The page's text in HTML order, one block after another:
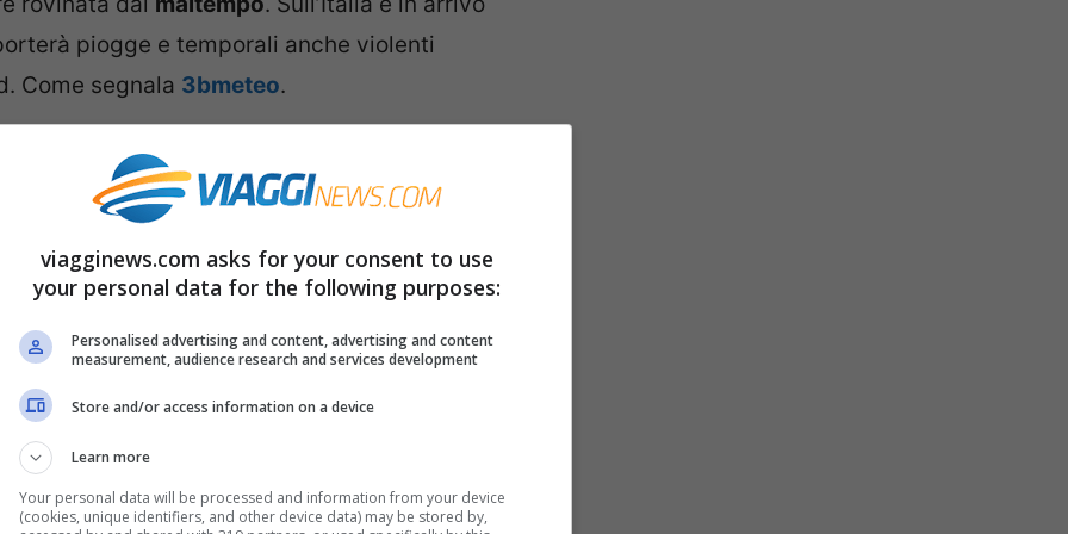
piogge e temporali anche violenti
Come segnala 3bmeteo.
di venerdì 12 agosto
sarà attraversatada piogge e temporali da
e accompagnati da grandinate.
si sono verificati tra la Calabria e la
allagamenti nella provincia di Messina.
Triveneto e Pianura Padana, in
precipitazioni coinvolgeranno gran parte
al Nord est e pioverà sulla Pianura Padana
e Piemonte, e anche su Levante ligure e
viagginews.com asks for your consent to use
your personal data for the following purposes:
Personalised advertising and content, advertising and content
measurement, audience research and services development
Store and/or access information on a device
Learn more
Your personal data will be processed and information from your device
(cookies, unique identifiers, and other device data) may be stored by,